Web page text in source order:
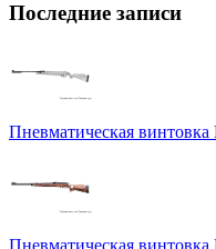
Последние записи
Пневматическая
Пневматическая